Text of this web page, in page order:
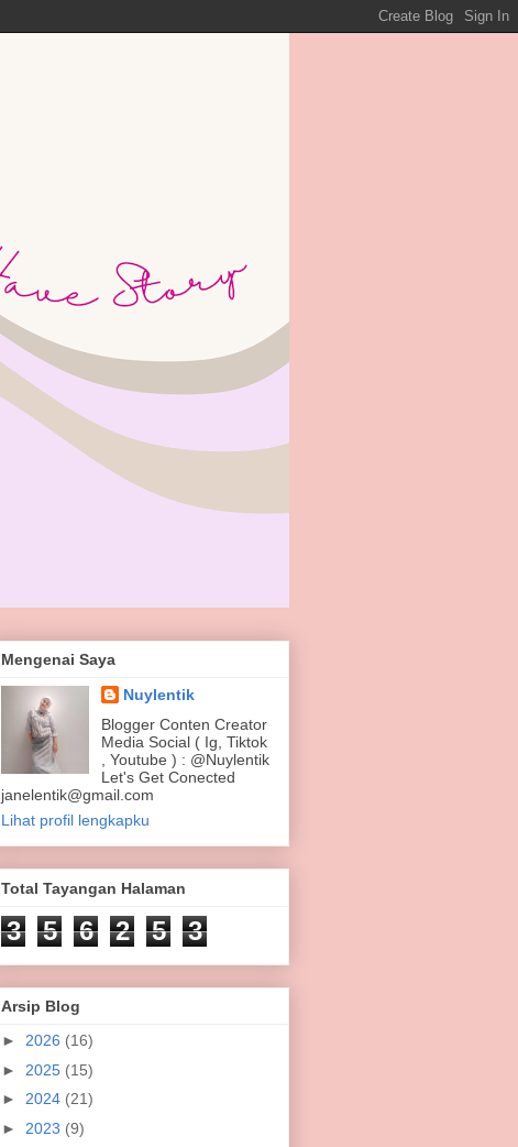
Mengenai Saya
Nuylentik
Blogger Conten Creator
Media Social ( Ig, Tiktok
, Youtube ) : @Nuylentik
Let's Get Conected
janelentik@gmail.com
Lihat profil lengkapku
Total Tayangan Halaman
3 5 6 2 5 3
Arsip Blog
► 2026 (16)
► 2025 (15)
► 2024 (21)
► 2023 (9)